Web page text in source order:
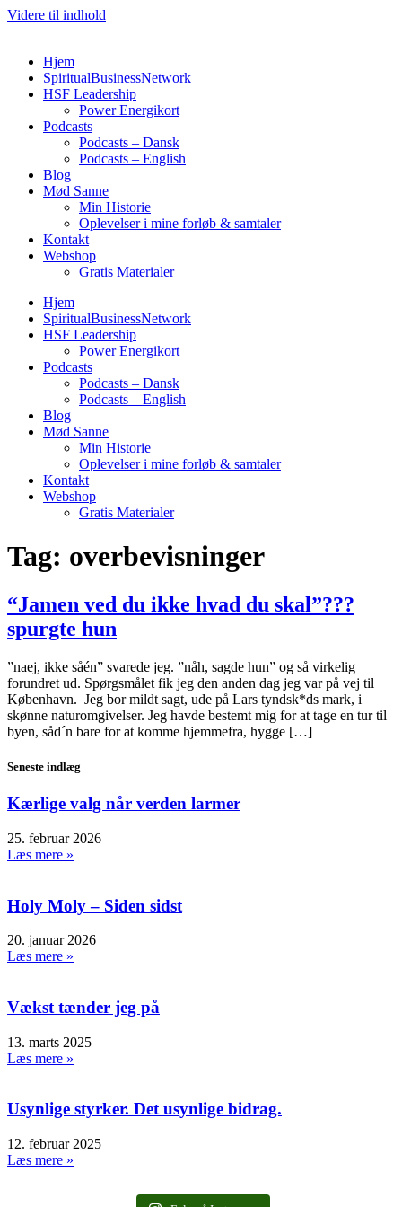
Videre til indhold
Hjem
SpiritualBusinessNetwork
HSF Leadership
Power Energikort
Podcasts
Podcasts – Dansk
Podcasts – English
Blog
Mød Sanne
Min Historie
Oplevelser i mine forløb & samtaler
Kontakt
Webshop
Gratis Materialer
Hjem
SpiritualBusinessNetwork
HSF Leadership
Power Energikort
Podcasts
Podcasts – Dansk
Podcasts – English
Blog
Mød Sanne
Min Historie
Oplevelser i mine forløb & samtaler
Kontakt
Webshop
Gratis Materialer
Tag: overbevisninger
“Jamen ved du ikke hvad du skal”???
spurgte hun
”naej, ikke såén” svarede jeg. ”nåh, sagde hun” og så virkelig
forundret ud. Spørgsmålet fik jeg den anden dag jeg var på vej til
København. Jeg bor mildt sagt, ude på Lars tyndsk*ds mark, i
skønne naturomgivelser. Jeg havde bestemt mig for at tage en tur til
byen, såd´n bare for at komme hjemmefra, hygge […]
Seneste indlæg
Kærlige valg når verden larmer
25. februar 2026
Læs mere »
Holy Moly – Siden sidst
20. januar 2026
Læs mere »
Vækst tænder jeg på
13. marts 2025
Læs mere »
Usynlige styrker. Det usynlige bidrag.
12. februar 2025
Læs mere »